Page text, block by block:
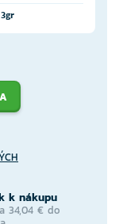
3gr
k nákupu
34,04 € do